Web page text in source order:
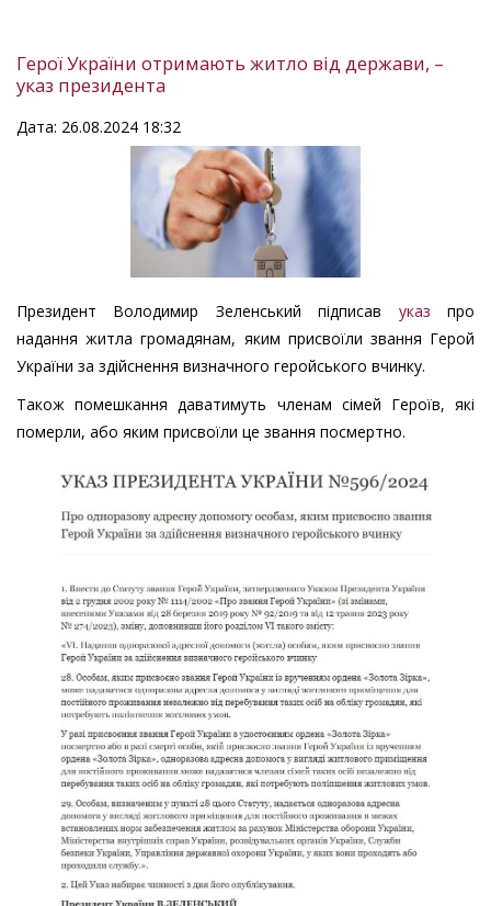
Герої України отримають житло від держави, –
указ президента
Дата: 26.08.2024 18:32
Президент Володимир Зеленський підписав указ про
надання житла громадянам, яким присвоїли звання Герой
України за здійснення визначного геройського вчинку.
Також помешкання даватимуть членам сімей Героїв, які
померли, або яким присвоїли це звання посмертно.